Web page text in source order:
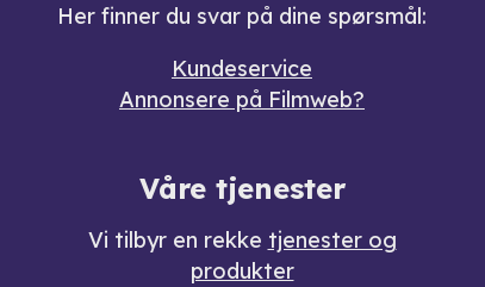
Her finner du svar på dine spørsmål:
Kundeservice
Annonsere på Filmweb?
Våre tjenester
Vi tilbyr en rekke tjenester og
produkter